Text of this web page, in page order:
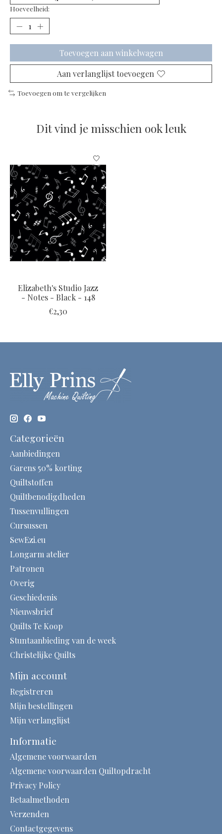
Hoeveelheid:
Toevoegen aan winkelwagen
Aan verlanglijst toevoegen
Toevoegen om te vergelijken
Dit vind je misschien ook leuk
Items van productcarrousel
Elizabeth's Studio Jazz
- Notes - Black - 148
€2,30
Categorieën
Aanbiedingen
Garens 50% korting
Quiltstoffen
Quiltbenodigdheden
Tussenvullingen
Cursussen
SewEzi.eu
Longarm atelier
Patronen
Overig
Geschiedenis
Nieuwsbrief
Quilts Te Koop
Stuntaanbieding van de week
Christelijke Quilts
Mijn account
Registreren
Mijn bestellingen
Mijn verlanglijst
Informatie
Algemene voorwaarden
Algemene voorwaarden Quiltopdracht
Privacy Policy
Betaalmethoden
Verzenden
Contactgegevens